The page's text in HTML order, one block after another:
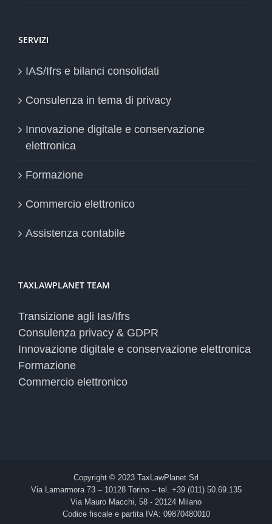
SERVIZI
IAS/Ifrs e bilanci consolidati
Consulenza in tema di privacy
Innovazione digitale e conservazione
elettronica
Formazione
Commercio elettronico
Assistenza contabile
TAXLAWPLANET TEAM
Transizione agli Ias/Ifrs
Consulenza privacy & GDPR
Innovazione digitale e conservazione elettronica
Formazione
Commercio elettronico
Copyright © 2023 TaxLawPlanet Srl
Via Lamarmora 73 – 10128 Torino – tel. +39 (011) 50.69.135
Via Mauro Macchi, 58 - 20124 Milano
Codice fiscale e partita IVA: 09870480010